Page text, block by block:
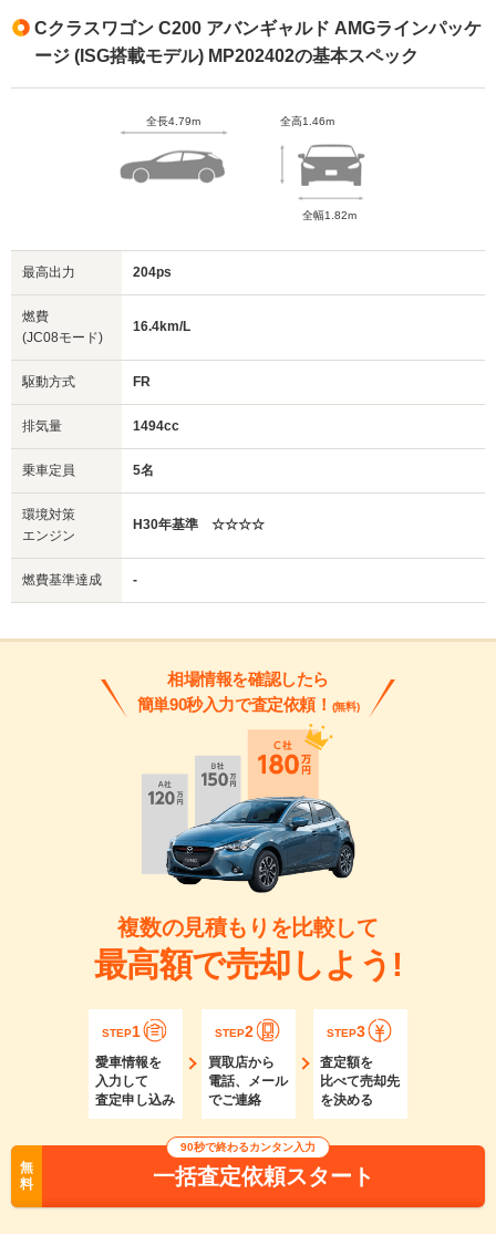
Cクラスワゴン C200 アバンギャルド AMGラインパッケ
ージ (ISG搭載モデル) MP202402の基本スペック
全長4.79m 全高1.46m
全幅1.82m
最高出力 204ps
燃費
(JC08モード)
16.4km/L
駆動方式 FR
排気量 1494cc
乗車定員 5名
環境対策
エンジン
H30年基準 ☆☆☆☆
燃費基準達成 -
相場情報を確認したら
簡単90秒入力で査定依頼！ (無料)
複数の見積もりを比較して
最高額で売却しよう!
STEP1
愛車情報を
入力して
査定申し込み
STEP2
買取店から
電話、メール
でご連絡
STEP3
査定額を
比べて売却先
を決める
無
料
90秒で終わるカンタン入力
一括査定依頼スタート